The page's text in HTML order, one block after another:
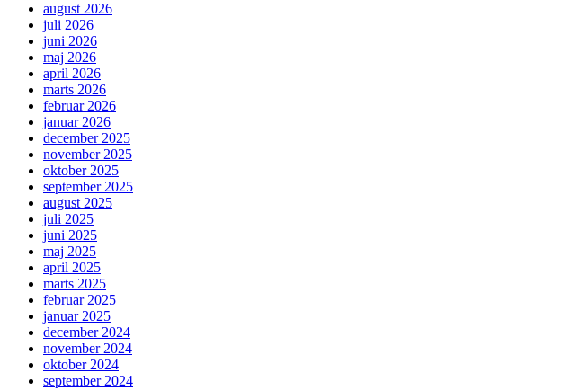
august 2026
juli 2026
juni 2026
maj 2026
april 2026
marts 2026
februar 2026
januar 2026
december 2025
november 2025
oktober 2025
september 2025
august 2025
juli 2025
juni 2025
maj 2025
april 2025
marts 2025
februar 2025
januar 2025
december 2024
november 2024
oktober 2024
september 2024